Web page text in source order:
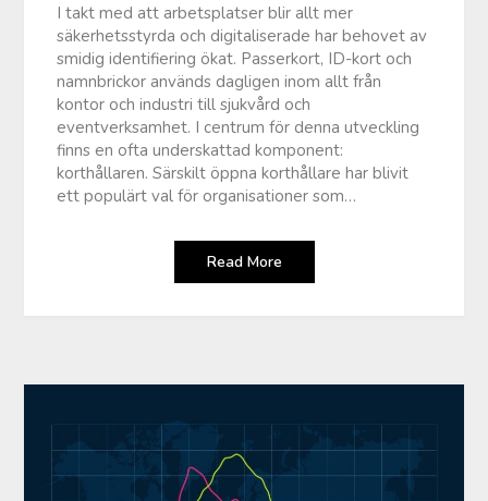
I takt med att arbetsplatser blir allt mer
säkerhetsstyrda och digitaliserade har behovet av
smidig identifiering ökat. Passerkort, ID-kort och
namnbrickor används dagligen inom allt från
kontor och industri till sjukvård och
eventverksamhet. I centrum för denna utveckling
finns en ofta underskattad komponent:
korthållaren. Särskilt öppna korthållare har blivit
ett populärt val för organisationer som…
Read More